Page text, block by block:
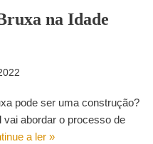
na Idade
pode ser uma construção?
abordar o processo de
a ler »